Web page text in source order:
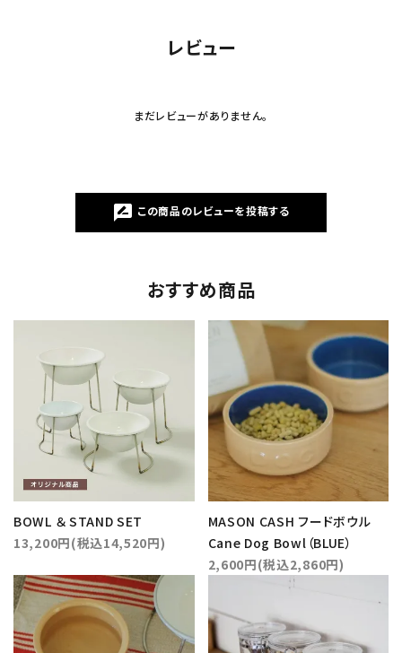
レビュー
まだレビューがありません。
rate_review この商品のレビューを投稿する
おすすめ商品
BOWL ＆ STAND SET
13,200円(税込14,520円)
MASON CASH フードボウル
Cane Dog Bowl（BLUE）
2,600円(税込2,860円)